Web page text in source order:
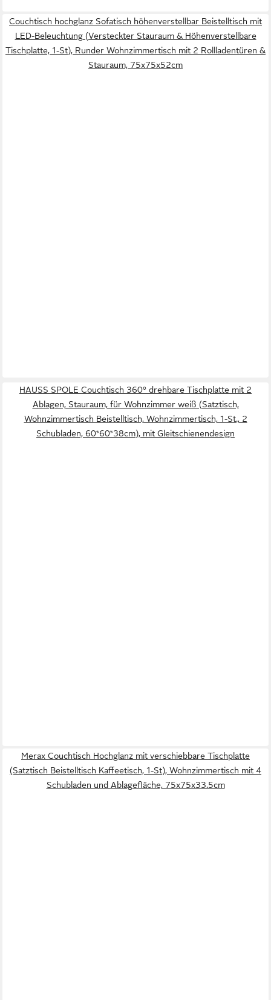
Couchtisch hochglanz Sofatisch höhenverstellbar Beistelltisch mit
LED-Beleuchtung (Versteckter Stauraum & Höhenverstellbare
Tischplatte, 1-St), Runder Wohnzimmertisch mit 2 Rollladentüren &
Stauraum, 75x75x52cm
HAUSS SPOLE Couchtisch 360° drehbare Tischplatte mit 2
Ablagen, Stauraum, für Wohnzimmer weiß (Satztisch,
Wohnzimmertisch Beistelltisch, Wohnzimmertisch, 1-St., 2
Schubladen, 60*60*38cm), mit Gleitschienendesign
Merax Couchtisch Hochglanz mit verschiebbare Tischplatte
(Satztisch Beistelltisch Kaffeetisch, 1-St), Wohnzimmertisch mit 4
Schubladen und Ablagefläche, 75x75x33.5cm